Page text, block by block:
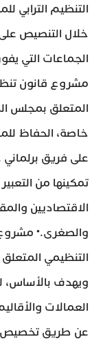
التنظيم الترابي
خلال التنصيص
مشروع قانون
المتعلق بمجلس
خاصة، الحفاظ
على فريق
تمكينها من
الاقتصاديين
والصغرى.• مشروع
التنظيمي
ويهدف بالأساس،
العمالات
عن طريق تخصيص